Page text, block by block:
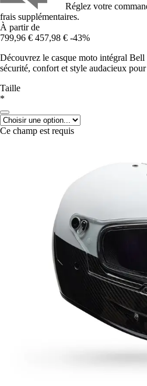
Réglez votre
frais supplémentaires.
À partir de
799,96 € 457,98 € -43%
Découvrez le casque moto intégral
sécurité, confort et style audacieux
Taille
*
Ce champ est requis